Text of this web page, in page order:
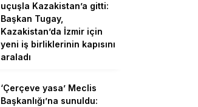
uçuşla Kazakistan’a gitti:
Başkan Tugay,
Kazakistan’da İzmir için
yeni iş birliklerinin kapısını
araladı
‘Çerçeve yasa’ Meclis
Başkanlığı’na sunuldu: